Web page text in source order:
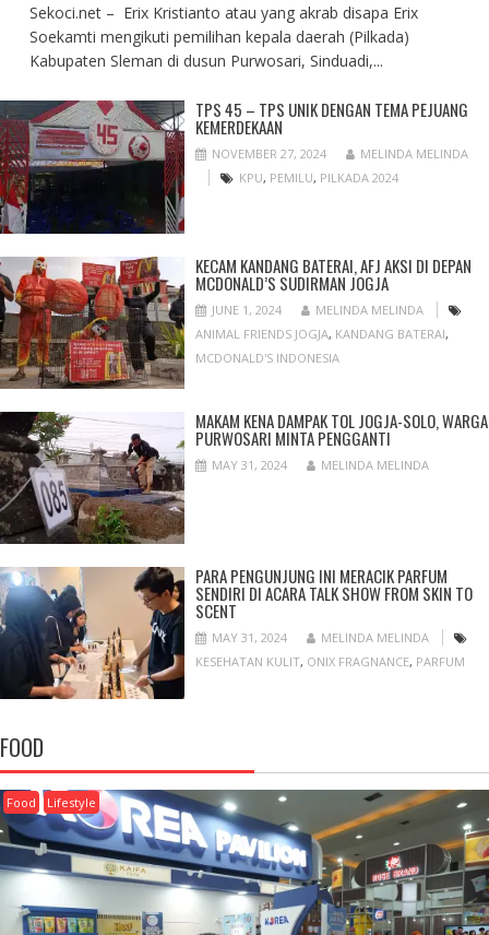
Sekoci.net – Erix Kristianto atau yang akrab disapa Erix
Soekamti mengikuti pemilihan kepala daerah (Pilkada)
Kabupaten Sleman di dusun Purwosari, Sinduadi,...
TPS 45 – TPS UNIK DENGAN TEMA PEJUANG
KEMERDEKAAN
NOVEMBER 27, 2024
MELINDA MELINDA
KPU, PEMILU, PILKADA 2024
KECAM KANDANG BATERAI, AFJ AKSI DI DEPAN
MCDONALD’S SUDIRMAN JOGJA
JUNE 1, 2024
MELINDA MELINDA
ANIMAL FRIENDS JOGJA, KANDANG BATERAI,
MCDONALD'S INDONESIA
MAKAM KENA DAMPAK TOL JOGJA-SOLO, WARGA
PURWOSARI MINTA PENGGANTI
MAY 31, 2024 MELINDA MELINDA
PARA PENGUNJUNG INI MERACIK PARFUM
SENDIRI DI ACARA TALK SHOW FROM SKIN TO
SCENT
MAY 31, 2024
MELINDA MELINDA
KESEHATAN KULIT, ONIX FRAGNANCE, PARFUM
FOOD
Food Lifestyle